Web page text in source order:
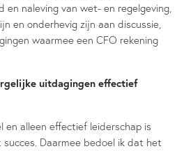
en naleving van wet- en regelgeving,
en onderhevig zijn aan discussie,
waarmee een CFO rekening
uitdagingen effectief
en alleen effectief leiderschap is
Daarmee bedoel ik dat het